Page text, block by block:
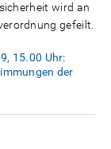
wird an
gefeilt.
15.00 Uhr:
der